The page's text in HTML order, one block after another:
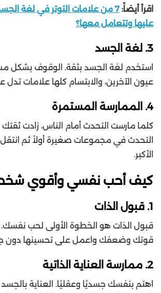
اقرأ أيضاً: 7 من علامات التوتر في لغة
عليها وتتعامل معها؟
3. لغة الجسد
استخدم لغة الجسد بثقة. الوقوف بشكل
عيون الآخرين، والابتسام كلها علامات تدل
4. الممارسة المستمرة
كلما مارست التحدث أمام الناس، زادت
التحدث في مجموعات صغيرة أولاً ثم انتقل
الأكبر.
كيف أحب نفسي وأقوي
1. قبول الذات
قبول الذات هو الخطوة الأولى لحب نفسك.
قوتك وضعفك واعمل على تحسينها دون
2. ممارسة العناية الذاتية
اهتم بنفسك جسديًا وعقليًا. العناية